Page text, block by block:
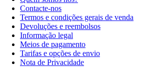
Contacte-nos
Termos e condições gerais de venda
Devoluções e reembolsos
Informação legal
Meios de pagamento
Tarifas e opções de envio
Nota de Privacidade